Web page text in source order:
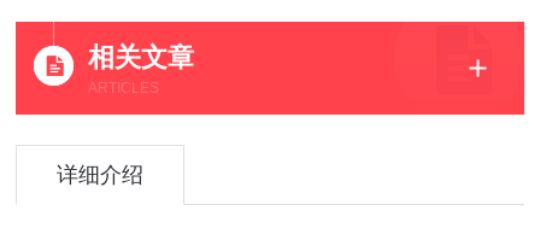
相关文章
ARTICLES
详细介绍